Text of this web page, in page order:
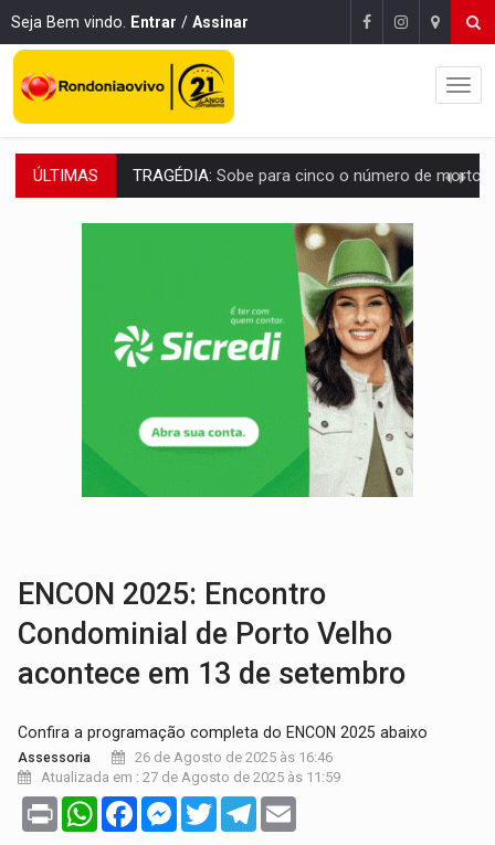
Seja Bem vindo. Entrar / Assinar
ÚLTIMAS TRANSPORTE DE ARROZ:MPF assegura cumprimento da legislação sobre transporte
DEEPFAKE:Sancionada lei contra violência sexual infantil na
Brasil e Rússia discutem energia nuclear, defesa e
Colisão entre caminhão e carro deixa quatro mortos e um em
ENCONTRO:Amazônia Negra ganha projeção nacional com participação de
Porto Velho tem chances de chuvas isoladas nesta
SINDICATOS UNIDOS: Assembleia Geral delibera greve da educação
PROCESSO SELETIVO: Rondoniaovivo abre oficina de Comunicação com
ENCON 2025: Encontro
Condominial de Porto Velho
acontece em 13 de setembro
Confira a programação completa do ENCON 2025 abaixo
Assessoria
26 de Agosto de 2025 às 16:46
Atualizada em : 27 de Agosto de 2025 às 11:59
Print WhatsAppFacebookMessenger
TwitterTelegram